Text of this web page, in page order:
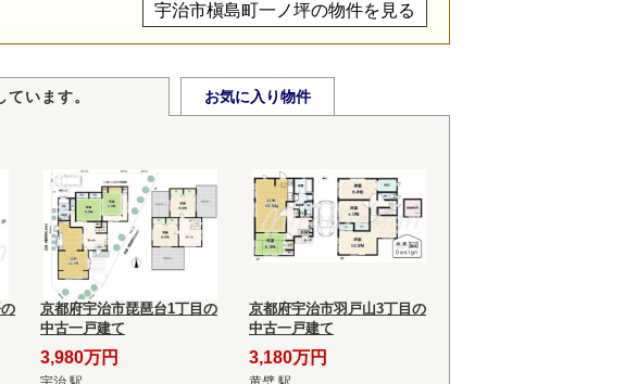
宇治市槇島町一ノ坪の物件を見る
います。 お気に入り物件
京都府宇治市琵琶台1丁目の
中古一戸建て
3,980万円
京都府宇治市羽戸山3丁目の
中古一戸建て
3,180万円